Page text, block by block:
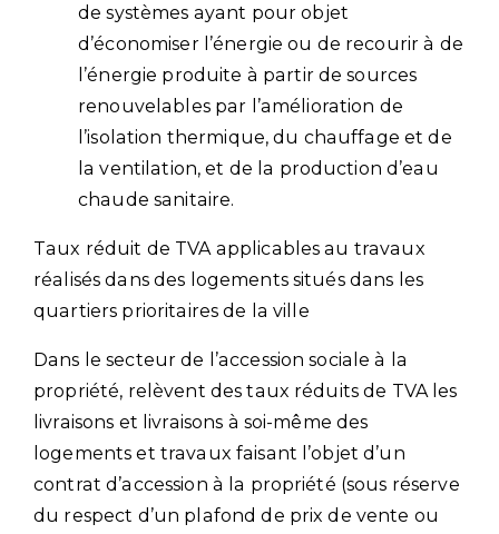
de systèmes ayant pour objet
d’économiser l’énergie ou de recourir à de
l’énergie produite à partir de sources
renouvelables par l’amélioration de
l’isolation thermique, du chauffage et de
la ventilation, et de la production d’eau
chaude sanitaire.
Taux réduit de TVA applicables au travaux
réalisés dans des logements situés dans les
quartiers prioritaires de la ville
Dans le secteur de l’accession sociale à la
propriété, relèvent des taux réduits de TVA les
livraisons et livraisons à soi-même des
logements et travaux faisant l’objet d’un
contrat d’accession à la propriété (sous réserve
du respect d’un plafond de prix de vente ou